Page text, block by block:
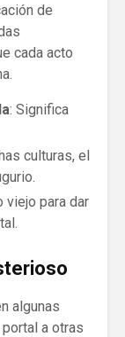
de
cada acto
: Significa
culturas, el
viejo para dar
algunas
a otras